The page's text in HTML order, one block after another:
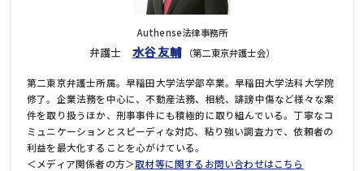
Authense法律事務所
弁護士 水谷 友輔 （第二東京弁護士会）
第二東京弁護士所属。早稲田大学法学部卒業。早稲田大学法科大学院
修了。企業法務を中心に、不動産法務、相続、誹謗中傷など様々な案
件を取り扱うほか、刑事事件にも積極的に取り組んでいる。丁寧なコ
ミュニケーションとスピーディな対応、粘り強い調査力で、依頼者の
利益を最大化することを心がけている。
＜メディア関係者の方＞取材等に関するお問い合わせはこちら